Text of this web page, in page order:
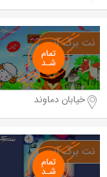
خیابان دماوند